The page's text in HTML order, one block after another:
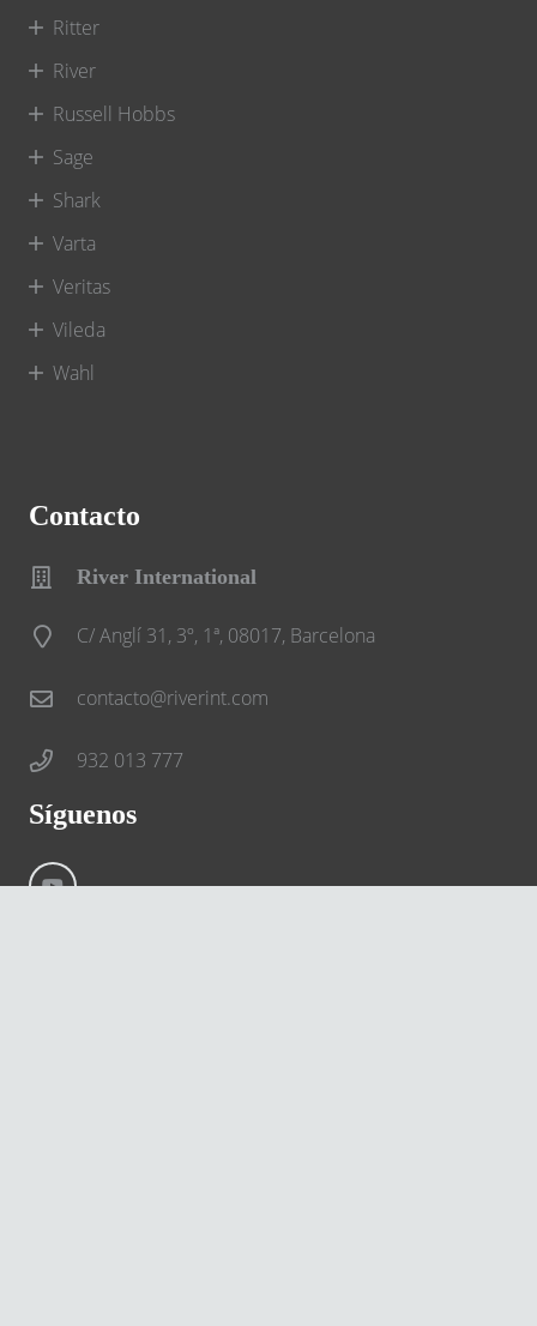
Ritter
River
Russell Hobbs
Sage
Shark
Varta
Veritas
Vileda
Wahl
Contacto
River International
C/ Anglí 31, 3º, 1ª, 08017, Barcelona
contacto@riverint.com
932 013 777
Síguenos